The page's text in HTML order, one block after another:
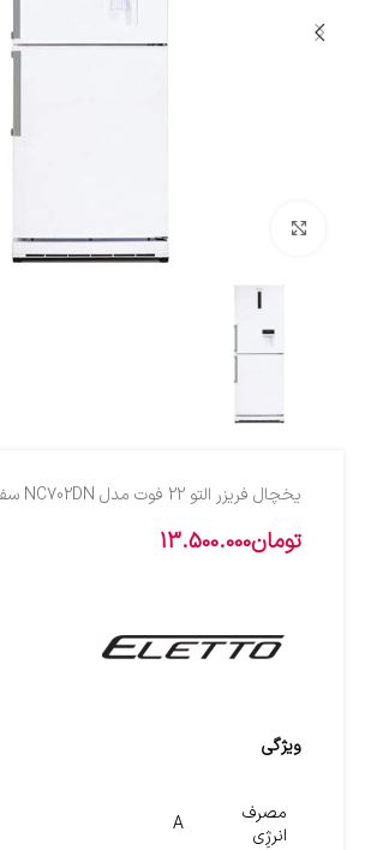
یخچال فریزر التو 22 فوت مدل NC702DN سفید
تومان13.500.000
ویژگی
مصرف
انرژِی
A